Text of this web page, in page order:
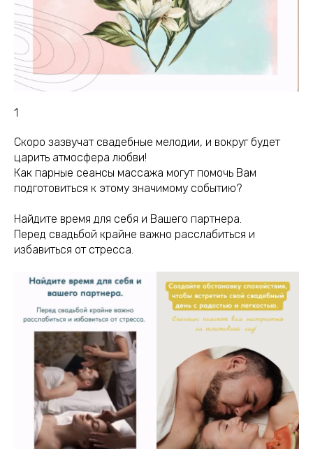
1
Скоро зазвучат свадебные мелодии, и вокруг будет
царить атмосфера любви!
Как парные сеансы массажа могут помочь Вам
подготовиться к этому значимому событию?
Найдите время для себя и Вашего партнера.
Перед свадьбой крайне важно расслабиться и
избавиться от стресса.